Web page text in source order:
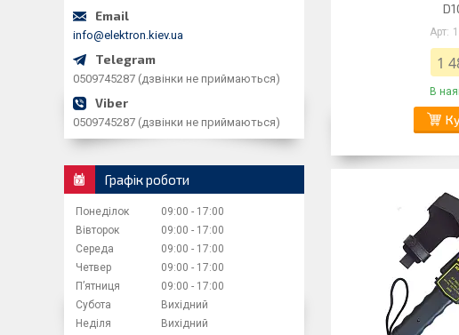
1
В
info@elektron.kiev.ua
0509745287 (дзвінки не приймаються)
0509745287 (дзвінки не приймаються)
Графік роботи
Понеділок 09:00
17:00
Вівторок
09:00
17:00
Середа
09:00
17:00
Четвер
09:00
17:00
Пʼятниця
09:00
17:00
Субота
Вихідний
Неділя
Вихідний